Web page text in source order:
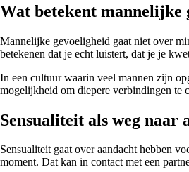
Wat betekent mannelijke
Mannelijke gevoeligheid gaat niet over
betekenen dat je echt luistert, dat je je
In een cultuur waarin veel mannen zijn
mogelijkheid om diepere verbindingen te
Sensualiteit als weg naar
Sensualiteit gaat over aandacht hebben
moment. Dat kan in contact met een